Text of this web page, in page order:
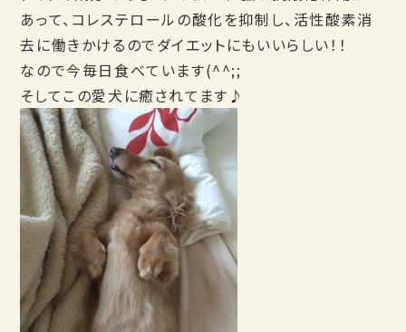
あって、コレステロールの酸化を抑制し、活性酸素消
去に働きかけるのでダイエットにもいいらしい！！
なので今毎日食べています(^^;;
そしてこの愛犬に癒されてます♪